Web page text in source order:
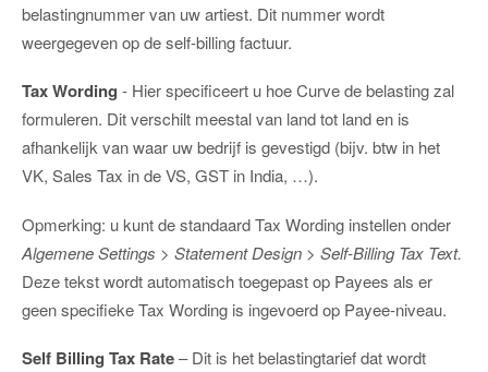
belastingnummer van uw artiest. Dit nummer wordt
weergegeven op de self-billing factuur.
Tax Wording - Hier specificeert u hoe Curve de belasting zal
formuleren. Dit verschilt meestal van land tot land en is
afhankelijk van waar uw bedrijf is gevestigd (bijv. btw in het
VK, Sales Tax in de VS, GST in India, …).
Opmerking: u kunt de standaard Tax Wording instellen onder
Algemene Settings > Statement Design > Self-Billing Tax Text.
Deze tekst wordt automatisch toegepast op Payees als er
geen specifieke Tax Wording is ingevoerd op Payee-niveau.
Self Billing Tax Rate– Dit is het belastingtarief dat wordt